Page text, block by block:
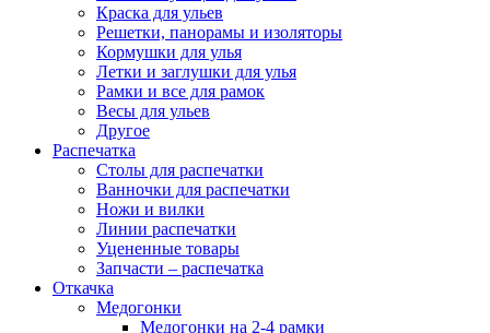
Краска для ульев
Решетки, панорамы и изоляторы
Кормушки для улья
Летки и заглушки для улья
Рамки и все для рамок
Весы для ульев
Другое
Распечатка
Столы для распечатки
Ванночки для распечатки
Ножи и вилки
Линии распечатки
Уцененные товары
Запчасти – распечатка
Откачка
Медогонки
Медогонки на 2-4 рамки